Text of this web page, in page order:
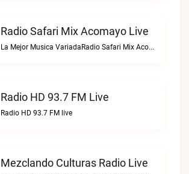
Radio Safari Mix Acomayo Live
La Mejor Musica VariadaRadio Safari Mix Acomayo live
Radio HD 93.7 FM Live
Radio HD 93.7 FM live
Mezclando Culturas Radio Live